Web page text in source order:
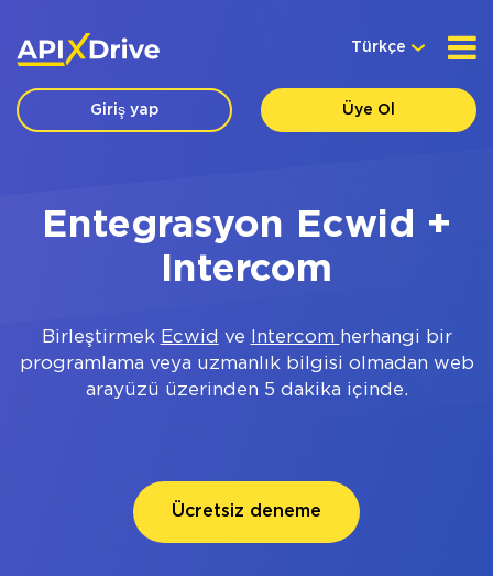
Türkçe
Giriş yap Üye Ol
Entegrasyon Ecwid +
Intercom
Birleştirmek Ecwid ve Intercom herhangi bir
programlama veya uzmanlık bilgisi olmadan web
arayüzü üzerinden 5 dakika içinde.
Ücretsiz deneme